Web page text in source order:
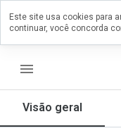
menu
Visão geral
um
em
Este site usa cookies para
continuar, você concorda